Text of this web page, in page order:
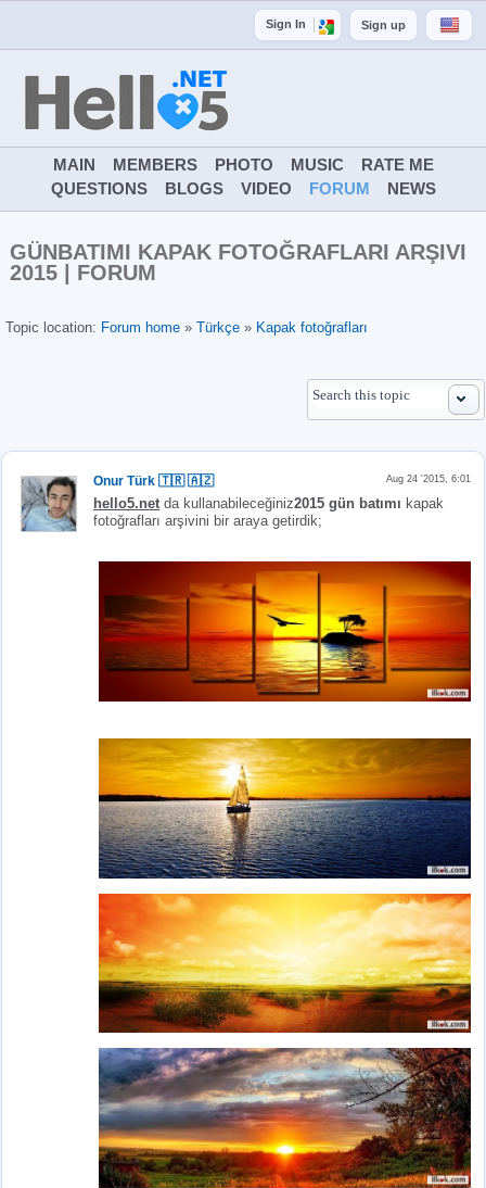
Sign In Sign up
MAIN MEMBERS PHOTO MUSIC
RATE ME
QUESTIONS
BLOGS VIDEO FORUM NEWS
GÜNBATIMI KAPAK FOTOĞRAFLARI ARŞIVI
2015 | FORUM
Topic location: Forum home » Türkçe » Kapak fotoğrafları
Onur Türk 🇹🇷 🇦🇿 Aug 24 '2015, 6:01
hello5.netda kullanabileceğiniz2015 gün batımı kapak
fotoğrafları arşivini bir araya getirdik;